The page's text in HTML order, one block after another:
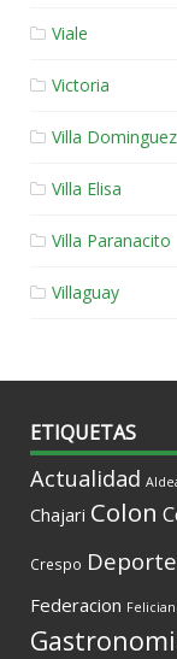
Viale
Victoria
Villa Dominguez
Villa Elisa
Villa Paranacito
Villaguay
ETIQUETAS
Actualidad
Chajari Colon
Crespo
Federacion